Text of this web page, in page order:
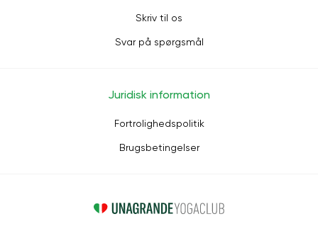
Skriv til os
Svar på spørgsmål
Juridisk information
Fortrolighedspolitik
Brugsbetingelser